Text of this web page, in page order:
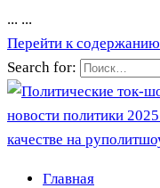
... ...
Перейти к содержанию
Search for:
Главная